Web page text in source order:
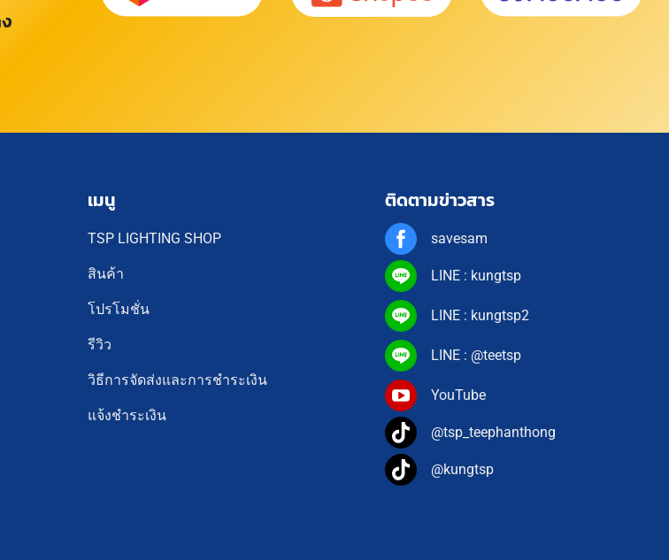
เมนู
TSP LIGHTING SHOP
สินค้า
โปรโมชั่น
รีวิว
วิธีการจัดส่งและการชำระเงิน
แจ้งชำระเงิน
ติดตามข่าวสาร
savesam
LINE : kungtsp
LINE : kungtsp2
LINE : @teetsp
YouTube
@tsp_teephanthong
@kungtsp